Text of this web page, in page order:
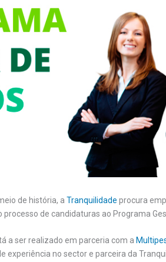
de história, a Tranquilidade procura
de candidaturas ao Programa
a ser realizado em parceria com a
experiência no sector e parceira da